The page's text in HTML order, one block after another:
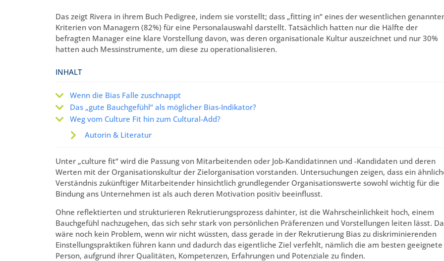
Das zeigt Rivera in ihrem Buch Pedigree, indem sie vorstellt; dass „fitting in“ eines der wesentlichen
Kriterien von Managern (82%) für eine Personalauswahl darstellt. Tatsächlich hatten nur die Hälfte der
befragten Manager eine klare Vorstellung davon, was deren organisationale Kultur auszeichnet und nur 30%
hatten auch Messinstrumente, um diese zu operationalisieren.
INHALT
Wenn die Bias Falle zuschnappt
Das „gute Bauchgefühl“ als möglicher Bias-Indikator?
Weg vom Culture Fit hin zum Cultural-Add?
Autorin & Literatur
Unter „culture fit“ wird die Passung von Mitarbeitenden oder Job-Kandidatinnen und -Kandidaten und deren
Werten mit der Organisationskultur der Zielorganisation vorstanden. Untersuchungen zeigen, dass ein
Verständnis zukünftiger Mitarbeitender hinsichtlich grundlegender Organisationswerte sowohl wichtig für die
Bindung ans Unternehmen ist als auch deren Motivation positiv beeinflusst.
Ohne reflektierten und strukturieren Rekrutierungsprozess dahinter, ist die Wahrscheinlichkeit hoch, einem
Bauchgefühl nachzugehen, das sich sehr stark von persönlichen Präferenzen und Vorstellungen leiten lässt.
wäre noch kein Problem, wenn wir nicht wüssten, dass gerade in der Rekrutierung Bias zu diskriminierenden
Einstellungspraktiken führen kann und dadurch das eigentliche Ziel verfehlt, nämlich die am besten geeignete
Person, aufgrund ihrer Qualitäten, Kompetenzen, Erfahrungen und Potenziale zu finden.